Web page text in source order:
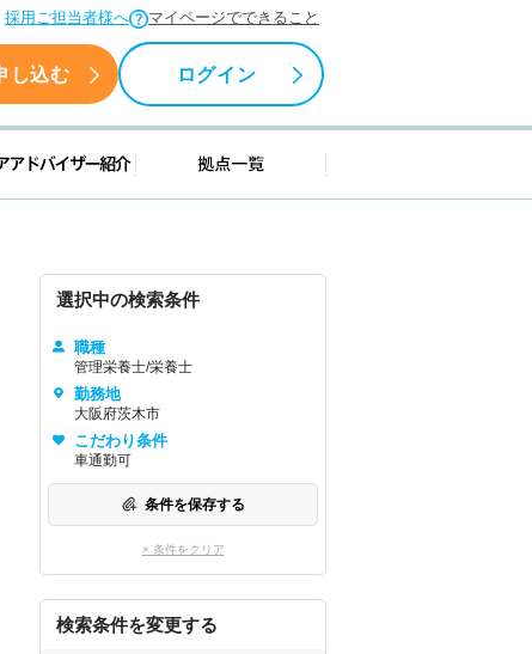
採用ご担当者様へ マイページでできること
し込む ログイン
情報 キャリアアドバイザー紹介 拠点一覧
選択中の検索条件
職種
管理栄養士/栄養士
勤務地
大阪府茨木市
こだわり条件
車通勤可
条件を保存する
× 条件をクリア
検索条件を変更する